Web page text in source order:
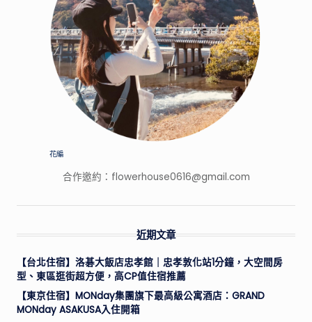
的
品！
花編
合作邀約： flowerhouse0616@gmail.com
近期文章
【台北住宿】洛碁大飯店忠孝館｜忠孝敦化站1分鐘，大空間房
型、東區逛街超方便，高CP值住宿推薦
【東京住宿】MONday集團旗下最高級公寓酒店：GRAND
MONday ASAKUSA入住開箱